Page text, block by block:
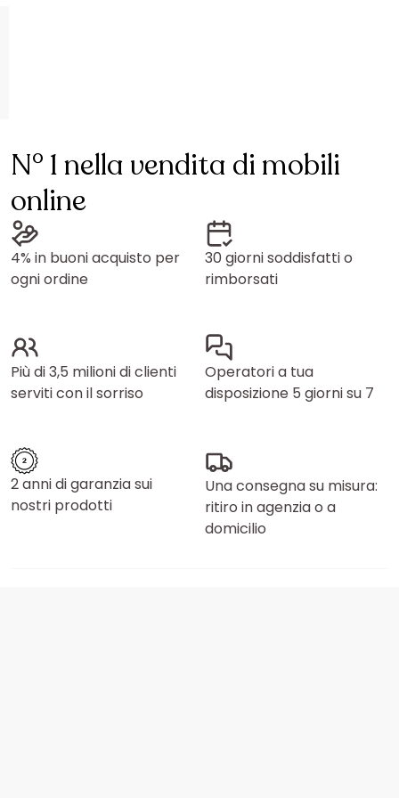
N° 1 nella vendita di mobili
online
4% in buoni acquisto per
ogni ordine
30 giorni soddisfatti o
rimborsati
Più di 3,5 milioni di clienti
serviti con il sorriso
Operatori a tua
disposizione 5 giorni su 7
2 anni di garanzia sui
nostri prodotti
Una consegna su misura:
ritiro in agenzia o a
domicilio